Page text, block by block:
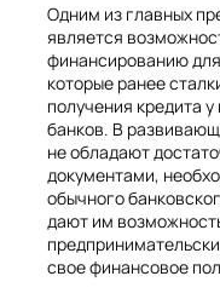
Одним из главных
является
финансированию
которые ранее
получения кредита
банков. В
не обладают
документами,
обычного
дают им
свое финансовое